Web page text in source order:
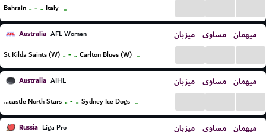
Bahrain .. - .. Italy ...
Australia AFL Women میزبان مساوی میهمان
St Kilda Saints (W) .. - .. Carlton Blues (W) ...
Australia AIHL میزبان مساوی میهمان
Newcastle North Stars .. - .. Sydney Ice Dogs ...
Russia Liga Pro میزبان مساوی میهمان